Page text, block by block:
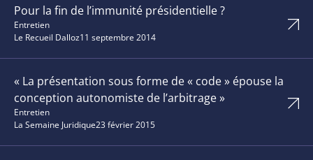
Pour la fin de l’immunité présidentielle ?
Entretien
Le Recueil Dalloz11 septembre 2014
« La présentation sous forme de « code » épouse la
conception autonomiste de l’arbitrage »
Entretien
La Semaine Juridique23 février 2015